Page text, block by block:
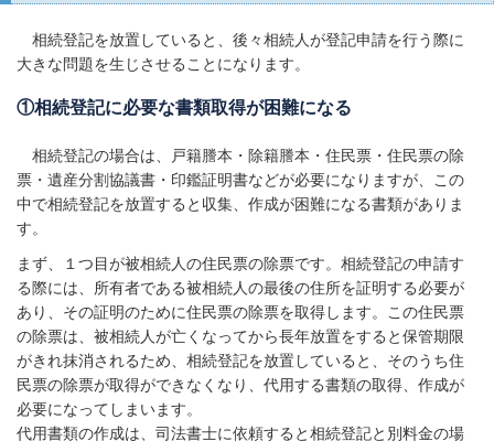
相続登記を放置していると、後々相続人が登記申請を行う際に
大きな問題を生じさせることになります。
①相続登記に必要な書類取得が困難になる
相続登記の場合は、戸籍謄本・除籍謄本・住民票・住民票の除
票・遺産分割協議書・印鑑証明書などが必要になりますが、この
中で相続登記を放置すると収集、作成が困難になる書類がありま
す。
まず、１つ目が被相続人の住民票の除票です。相続登記の申請す
る際には、所有者である被相続人の最後の住所を証明する必要が
あり、その証明のために住民票の除票を取得します。この住民票
の除票は、被相続人が亡くなってから長年放置をすると保管期限
がきれ抹消されるため、相続登記を放置していると、そのうち住
民票の除票が取得ができなくなり、代用する書類の取得、作成が
必要になってしまいます。
代用書類の作成は、司法書士に依頼すると相続登記と別料金の場